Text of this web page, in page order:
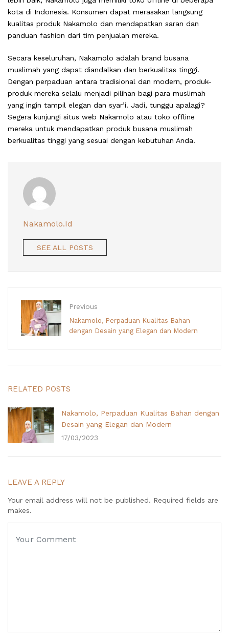
kota di Indonesia. Konsumen dapat merasakan langsung
kualitas produk Nakamolo dan mendapatkan saran dan
panduan fashion dari tim penjualan mereka.
Secara keseluruhan, Nakamolo adalah brand busana
muslimah yang dapat diandalkan dan berkualitas tinggi.
Dengan perpaduan antara tradisional dan modern, produk-
produk mereka selalu menjadi pilihan bagi para muslimah
yang ingin tampil elegan dan syar’i. Jadi, tunggu apalagi?
Segera kunjungi situs web Nakamolo atau toko offline
mereka untuk mendapatkan produk busana muslimah
berkualitas tinggi yang sesuai dengan kebutuhan Anda.
Nakamolo.id
SEE ALL POSTS
Previous
Nakamolo, Perpaduan Kualitas Bahan
dengan Desain yang Elegan dan Modern
RELATED POSTS
Nakamolo, Perpaduan Kualitas Bahan dengan
Desain yang Elegan dan Modern
17/03/2023
LEAVE A REPLY
Your email address will not be published. Required fields are
makes.